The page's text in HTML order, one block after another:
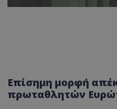
Επίσημη μορφή
πρωταθλητών